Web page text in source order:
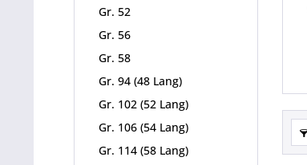
Gr. 52
Gr. 56
Gr. 58
Gr. 94 (48 Lang)
Gr. 102 (52 Lang)
Gr. 106 (54 Lang)
Gr. 114 (58 Lang)